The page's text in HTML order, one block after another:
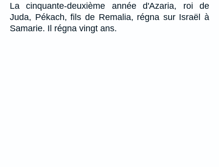
La cinquante-deuxième année d'Azaria, roi de
Juda, Pékach, fils de Remalia, régna sur Israël à
Samarie. Il régna vingt ans.